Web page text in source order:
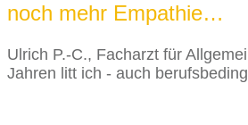
noch mehr Empathie…
​Ulrich P.-C., Facharzt für
Jahren litt ich - auch